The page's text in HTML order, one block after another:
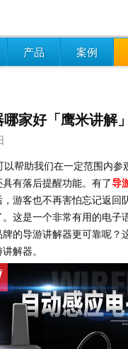
产品 案例
家好「鹰米讲解」
帮助我们在一定范围内参
有落后提醒功能。有了导
游客也不再害怕忘记返回
这是一个非常有用的电子
的导游讲解器更可靠呢？
解器。